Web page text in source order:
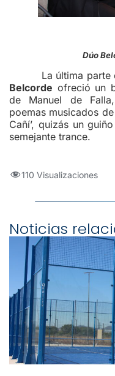
Dúo
La última parte
Belcorde ofreció un
de Manuel de
poemas musicados
Cañí’, quizás un
semejante trance.
110 Visualizaciones
Noticias